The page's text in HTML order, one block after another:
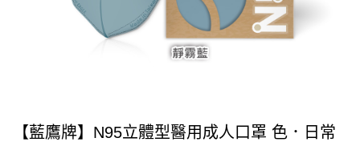
【藍鷹牌】N95立體型醫用成人口罩 色．日常